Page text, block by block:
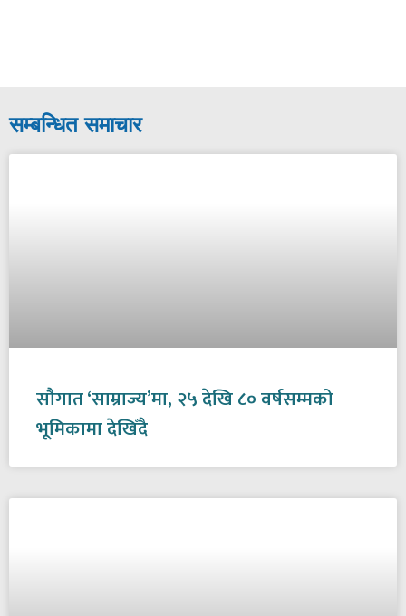
सम्बन्धित समाचार
सौगात ‘साम्राज्य’मा, २५ देखि ८० वर्षसम्मको
भूमिकामा देखिँदै